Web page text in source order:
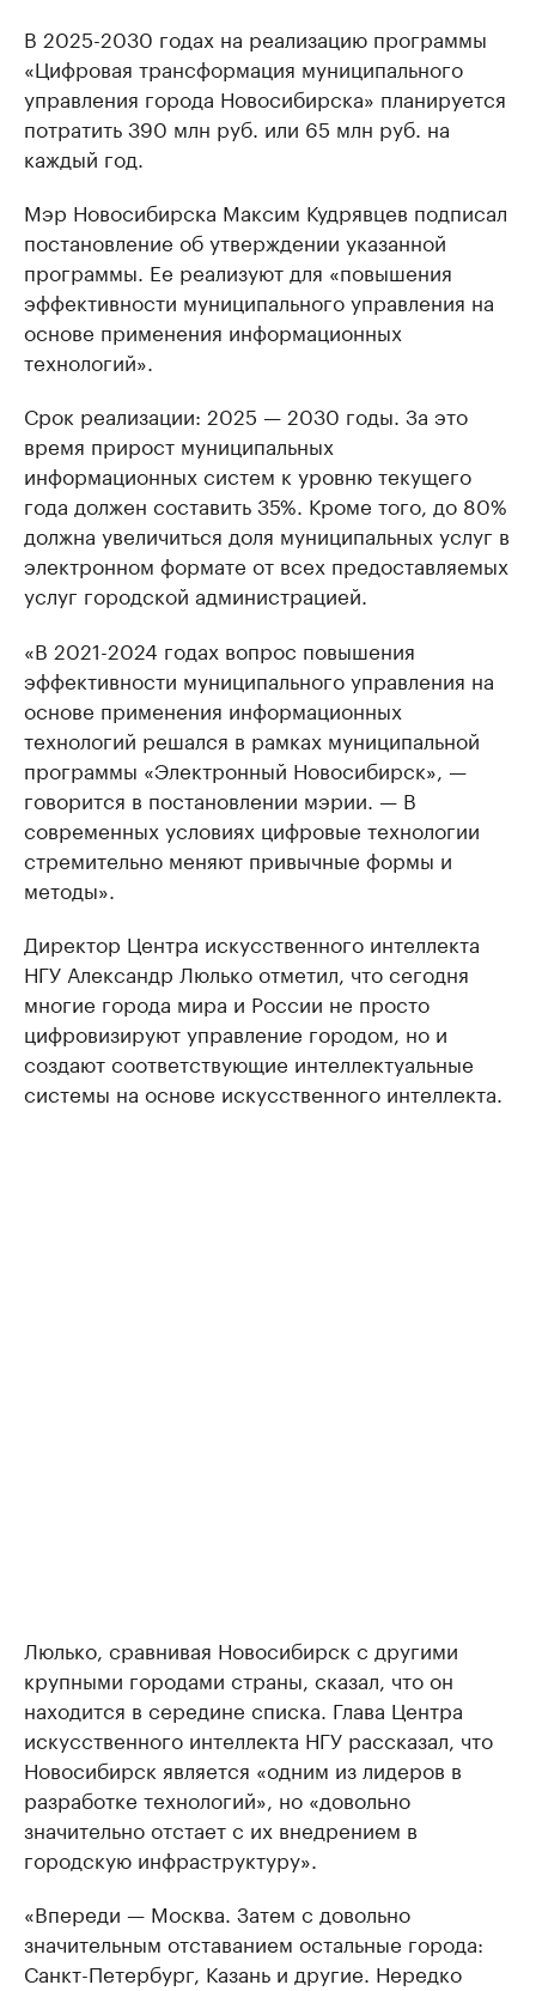
В 2025-2030 годах на реализацию программы
«Цифровая трансформация муниципального
управления города Новосибирска» планируется
потратить 390 млн руб. или 65 млн руб. на
каждый год.
Мэр Новосибирска Максим Кудрявцев подписал
постановление об утверждении указанной
программы. Ее реализуют для «повышения
эффективности муниципального управления на
основе применения информационных
технологий».
Срок реализации: 2025 — 2030 годы. За это
время прирост муниципальных
информационных систем к уровню текущего
года должен составить 35%. Кроме того, до 80%
должна увеличиться доля муниципальных услуг в
электронном формате от всех предоставляемых
услуг городской администрацией.
«В 2021-2024 годах вопрос повышения
эффективности муниципального управления на
основе применения информационных
технологий решался в рамках муниципальной
программы «Электронный Новосибирск», —
говорится в постановлении мэрии. — В
современных условиях цифровые технологии
стремительно меняют привычные формы и
методы».
Директор Центра искусственного интеллекта
НГУ Александр Люлько отметил, что сегодня
многие города мира и России не просто
цифровизируют управление городом, но и
создают соответствующие интеллектуальные
системы на основе искусственного интеллекта.
Люлько, сравнивая Новосибирск с другими
крупными городами страны, сказал, что он
находится в середине списка. Глава Центра
искусственного интеллекта НГУ рассказал, что
Новосибирск является «одним из лидеров в
разработке технологий», но «довольно
значительно отстает с их внедрением в
городскую инфраструктуру».
«Впереди — Москва. Затем с довольно
значительным отставанием остальные города:
Санкт-Петербург, Казань и другие. Нередко